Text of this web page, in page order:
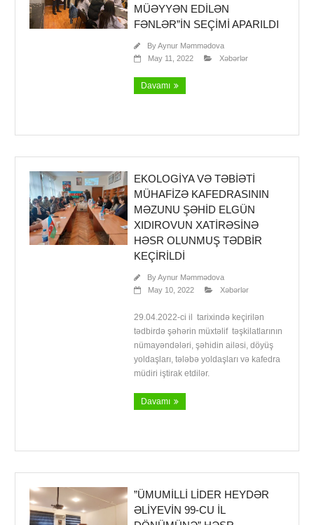
MÜƏYYƏN EDILƏN
FƏNLƏR”IN SEÇIMI APARILDI
ByAynur Məmmədova
May 11, 2022
Xəbərlər
Davamı
EKOLOGIYA VƏ TƏBIƏTI
MÜHAFIZƏ KAFEDRASININ
MƏZUNU ŞƏHID ELGÜN
XIDIROVUN XATIRƏSINƏ
HƏSR OLUNMUŞ TƏDBIR
KEÇIRILDI
ByAynur Məmmədova
May 10, 2022
Xəbərlər
29.04.2022-ci il tarixində keçirilən
tədbirdə şəhərin müxtəlif təşkilatlarının
nümayəndələri, şəhidin ailəsi, döyüş
yoldaşları, tələbə yoldaşları və kafedra
müdiri iştirak etdilər.
Davamı
”ÜMUMILLI LIDER HEYDƏR
ƏLIYEVIN 99-CU IL